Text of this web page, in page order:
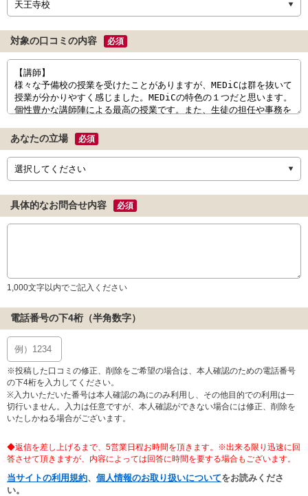
対象の口コミの内容 必須
あなたの立場 必須
具体的なお問合せ内容 必須
1,000文字以内でご記入ください
電話番号の下4桁（半角数字）
※投稿した口コミの修正、削除をご希望の場合は、本人確認のための電話番号
の下4桁を入力してください。
※入力いただいた番号は本人確認の為にのみ利用し、その他目的での利用は一
切行いません。入力は任意ですが、本人確認ができない場合には修正、削除を
いたしかねる場合がございます。
◆返信を差し上げるまで、5営業日程お時間を頂きます。※出来る限り迅速に回
答させて頂きますが、内容によっては回答に時間を要する場合もございます。
当サイトの利用規約、 個人情報のお取り扱いについてをお読みくださ
い。